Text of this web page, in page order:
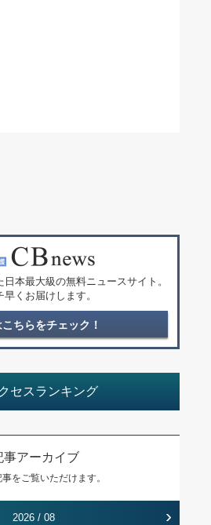
本最大級の無料ニュースサイト。
くお届けします。
ちらをチェック！
セスランキング
事アーカイブ
をご覧いただけます。
2026 / 08 ›